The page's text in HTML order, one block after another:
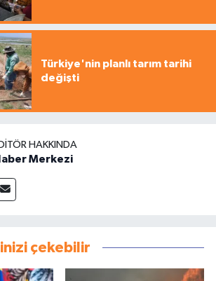
Türkiye'nin planlı tarım tarihi
değişti
HAKKINDA
Merkezi
çekebilir